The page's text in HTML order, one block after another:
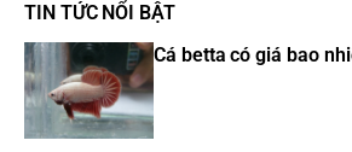
TIN TỨC NỔI BẬT
Cá betta có giá bao